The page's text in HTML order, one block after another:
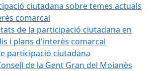
ciutadana sobre temes actuals
comarcal
de la participació ciutadana en
i plans d'interès comarcal
participació ciutadana
de la Gent Gran del Moianès